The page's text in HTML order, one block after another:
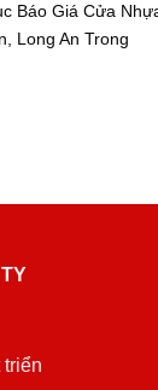
Báo Giá Cửa
Long An Trong